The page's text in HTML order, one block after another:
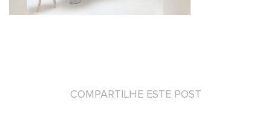
COMPARTILHE ESTE POST